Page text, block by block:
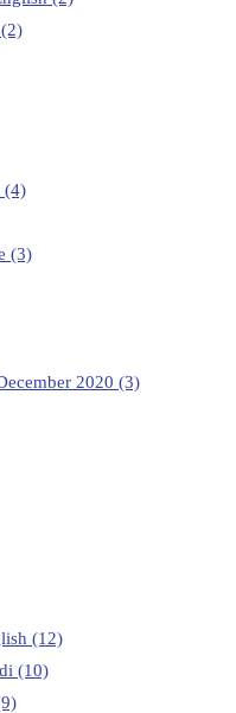
(2)
(4)
(3)
2020 (3)
(12)
(10)